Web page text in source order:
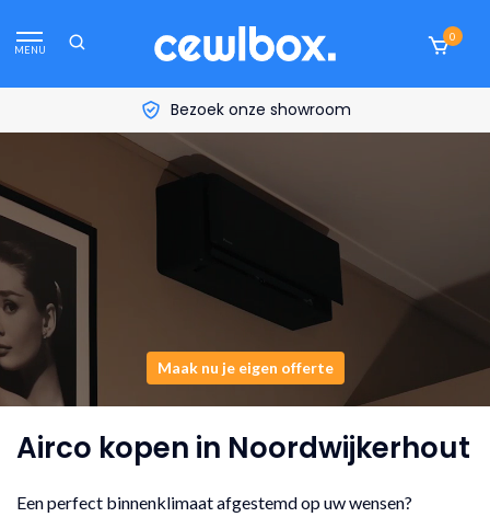
MENU
0
Bezoek onze showroom
Maak nu je eigen offerte
Airco kopen in Noordwijkerhout
Een perfect binnenklimaat afgestemd op uw wensen?